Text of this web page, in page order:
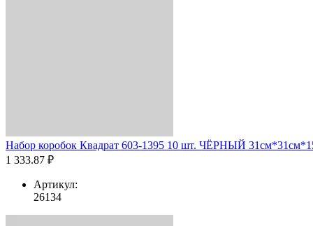
Набор коробок Квадрат 603-1395 10 шт. ЧЁРНЫЙ
1 333.87 ₽
Артикул:
26134